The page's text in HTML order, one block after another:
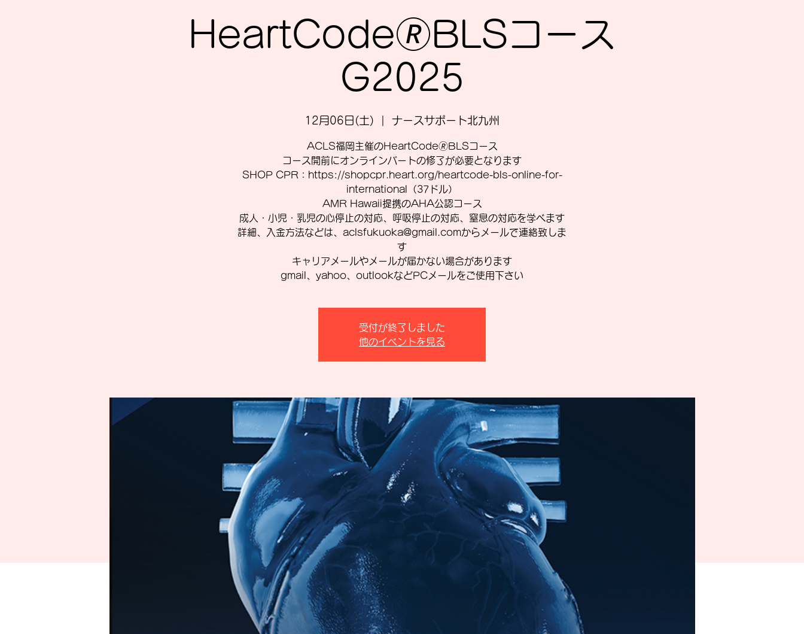
HeartCode🄬BLSコース
G2025
12月06日(土) ナースサポート北九州
ACLS福岡主催のHeartCode🄬BLSコース
コース開前にオンラインパートの修了が必要となります
SHOP CPR：https://shopcpr.heart.org/heartcode-bls-online-for-
international（37ドル）
AMR Hawaii提携のAHA公認コース
成人・小児・乳児の心停止の対応、呼吸停止の対応、窒息の対応を学べます
詳細、入金方法などは、aclsfukuoka@gmail.comからメールで連絡致しま
す
キャリアメールやメールが届かない場合があります
gmail、yahoo、outlookなどPCメールをご使用下さい
受付が終了しました
他のイベントを見る